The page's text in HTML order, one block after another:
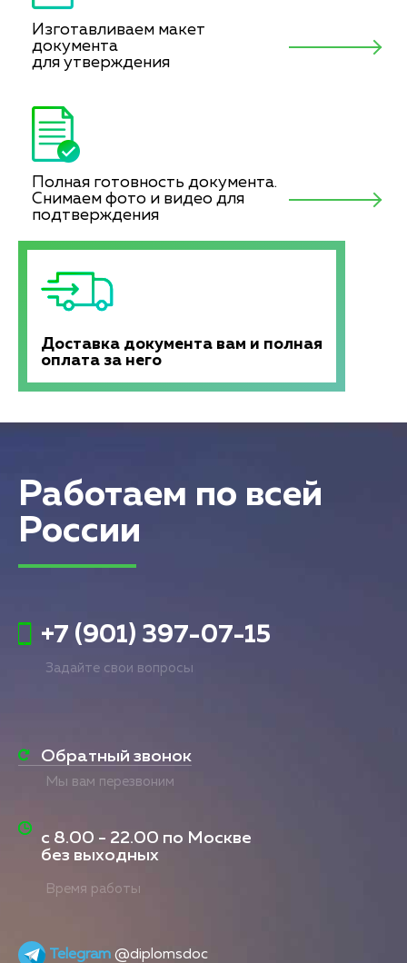
Изготавливаем макет
документа
для утверждения
Полная готовность документа.
Снимаем фото и видео для
подтверждения
Доставка документа вам и полная
оплата за него
Работаем по всей
России
+7 (901) 397-07-15
Задайте свои вопросы
Обратный звонок
Мы вам перезвоним
с 8.00 - 22.00 по Москве
без выходных
Время работы
Telegram @diplomsdoc